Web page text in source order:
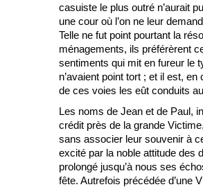
casuiste le plus outré n’aurait
une cour où l’on ne leur
Telle ne fut point pourtant la
ménagements, ils préférèrent
sentiments qui mit en fureur le
n’avaient point tort ; et il est,
de ces voies les eût conduits
Les noms de Jean et de Paul,
crédit près de la grande
sans associer leur souvenir à
excité par la noble attitude des
prolongé jusqu’à nous ses
fête. Autrefois précédée d’une